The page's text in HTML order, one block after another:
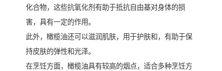
化合物，这些抗氧化剂有助于抵抗自由基对身体的损
害，具有一定的作用。
此外，橄榄油还可以滋润肌肤，用于护肤和，有助于保
持皮肤的弹性和光泽。
在烹饪方面，橄榄油具有较高的烟点，适合多种烹饪方